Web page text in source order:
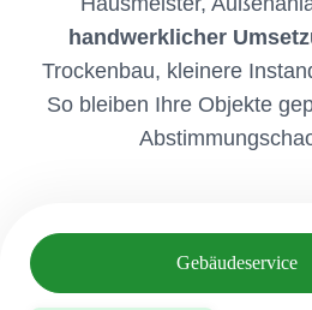
handwerklicher
Trockenbau, kleinere
So bleiben Ihre Objekte
Gebäudeservice